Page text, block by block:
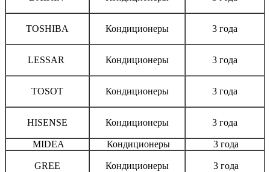
TOSHIBA Кондиционеры 3 года
LESSAR Кондиционеры 3 года
TOSOT Кондиционеры 3 года
HISENSE Кондиционеры 3 года
MIDEA Кондиционеры 3 года
GREE Кондиционеры 3 года